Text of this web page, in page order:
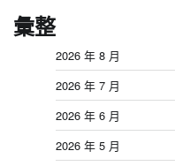
彙整
2026 年 8 月
2026 年 7 月
2026 年 6 月
2026 年 5 月